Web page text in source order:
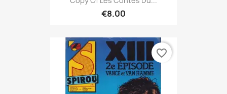
€8.00
favorite_border